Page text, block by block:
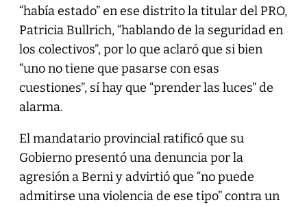
“había estado” en ese distrito la titular del PRO,
Patricia Bullrich, “hablando de la seguridad en
los colectivos”, por lo que aclaró que si bien
“uno no tiene que pasarse con esas
cuestiones”, sí hay que “prender las luces” de
alarma.
El mandatario provincial ratificó que su
Gobierno presentó una denuncia por la
agresión a Berni y advirtió que “no puede
admitirse una violencia de ese tipo” contra un